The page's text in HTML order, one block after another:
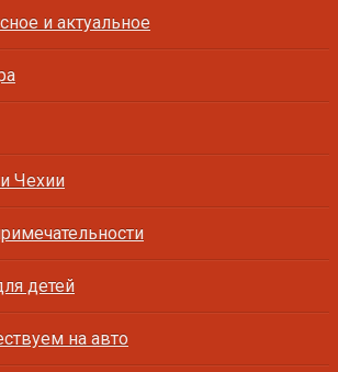
и актуальное
Чехии
детей
на авто